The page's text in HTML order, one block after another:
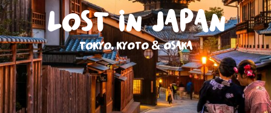
Lost in Japan
Tokyo, Kyoto & Osaka